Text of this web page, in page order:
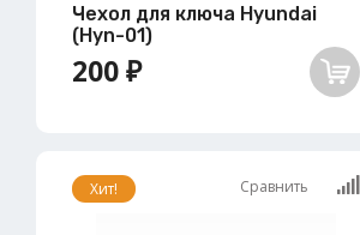
Чехол для ключа Hyundai
(Hyn-01)
200 ₽
Хит! Сравнить